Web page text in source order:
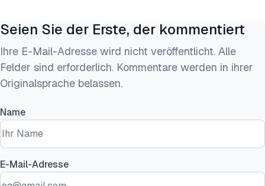
Seien Sie der Erste, der kommentiert
Ihre E-Mail-Adresse wird nicht veröffentlicht. Alle
Felder sind erforderlich. Kommentare werden in ihrer
Originalsprache belassen.
Name
E-Mail-Adresse